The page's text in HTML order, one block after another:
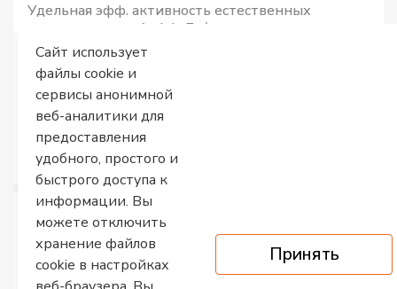
Удельная эфф. активность естественных
радионуклидов Аэфф, Бк/кг
225±25
Марка по дробимости при сжатии в цилиндре
М1200
Насыпная плотность, т/м3
1,38
[1 м/куб]
1 ₽ 1 ₽
Принять
Сайт использует
файлы cookie и
сервисы анонимной
веб-аналитики для
предоставления
удобного, простого и
быстрого доступа к
информации. Вы
можете отключить
хранение файлов
cookie в настройках